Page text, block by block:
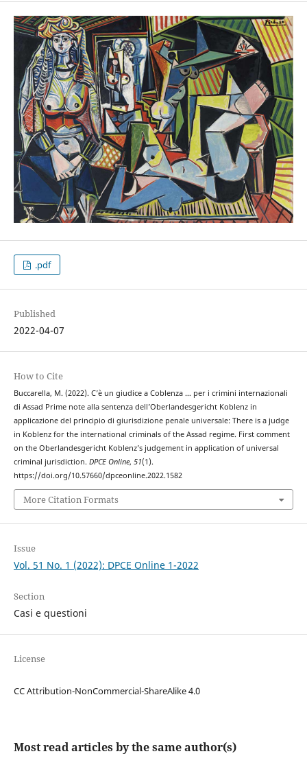
.pdf
Published
2022-04-07
How to Cite
Buccarella, M. (2022). C’è un giudice a Coblenza … per i crimini internazionali
di Assad Prime note alla sentenza dell’Oberlandesgericht Koblenz in
applicazione del principio di giurisdizione penale universale: There is a judge
in Koblenz for the international criminals of the Assad regime. First comment
on the Oberlandesgericht Koblenz’s judgement in application of universal
criminal jurisdiction. DPCE Online, 51(1).
https://doi.org/10.57660/dpceonline.2022.1582
More Citation Formats
Issue
Vol. 51 No. 1 (2022): DPCE Online 1-2022
Section
Casi e questioni
License
CC Attribution-NonCommercial-ShareAlike 4.0
Most read articles by the same author(s)